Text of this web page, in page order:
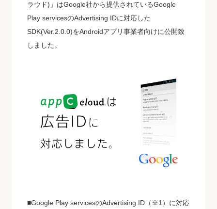
ラウド)」はGoogle社から提供されているGoogle
Play servicesのAdvertising IDに対応した
SDK(Ver.2.0.0)をAndroidアプリ事業者向けに公開致
しました。
■Google Play servicesのAdvertising ID（※1）に対応